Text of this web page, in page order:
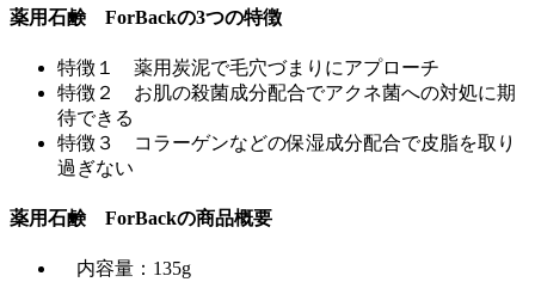
薬用石鹸 ForBackの3つの特徴
特徴１ 薬用炭泥で毛穴づまりにアプローチ
特徴２ お肌の殺菌成分配合でアクネ菌への対処に期
待できる
特徴３ コラーゲンなどの保湿成分配合で皮脂を取り
過ぎない
薬用石鹸 ForBackの商品概要
内容量：135g